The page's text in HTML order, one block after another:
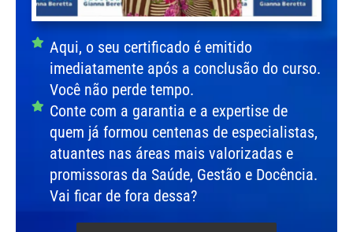
Aqui, o seu certificado é emitido
imediatamente após a conclusão do curso.
Você não perde tempo.
Conte com a garantia e a expertise de
quem já formou centenas de especialistas,
atuantes nas áreas mais valorizadas e
promissoras da Saúde, Gestão e Docência.
Vai ficar de fora dessa?